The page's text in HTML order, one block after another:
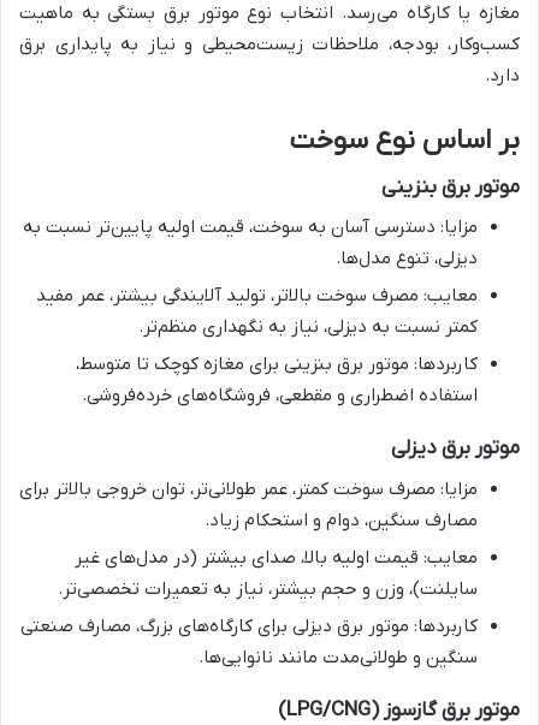
مغازه یا کارگاه می‌رسد. انتخاب نوع موتور برق بستگی به ماهیت
کسب‌وکار، بودجه، ملاحظات زیست‌محیطی و نیاز به پایداری برق
دارد.
بر اساس نوع سوخت
موتور برق بنزینی
مزایا: دسترسی آسان به سوخت، قیمت اولیه پایین‌تر نسبت به
دیزلی، تنوع مدل‌ها.
معایب: مصرف سوخت بالاتر، تولید آلایندگی بیشتر، عمر مفید
کمتر نسبت به دیزلی، نیاز به نگهداری منظم‌تر.
کاربردها: موتور برق بنزینی برای مغازه کوچک تا متوسط،
استفاده اضطراری و مقطعی، فروشگاه‌های خرده‌فروشی.
موتور برق دیزلی
مزایا: مصرف سوخت کمتر، عمر طولانی‌تر، توان خروجی بالاتر برای
مصارف سنگین، دوام و استحکام زیاد.
معایب: قیمت اولیه بالا، صدای بیشتر (در مدل‌های غیر
سایلنت)، وزن و حجم بیشتر، نیاز به تعمیرات تخصصی‌تر.
کاربردها: موتور برق دیزلی برای کارگاه‌های بزرگ، مصارف صنعتی
سنگین و طولانی‌مدت مانند نانوایی‌ها.
موتور برق گازسوز (LPG/CNG)